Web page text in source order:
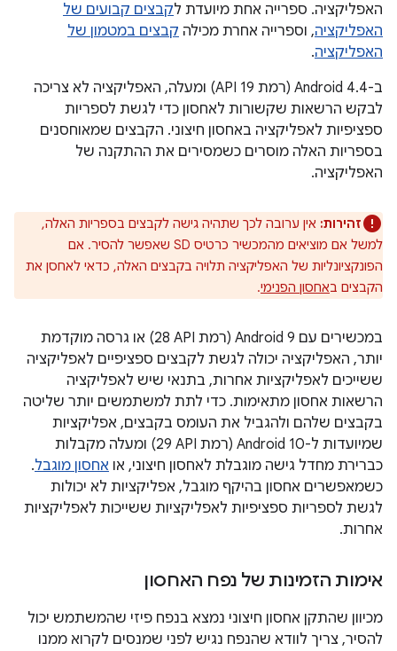
האפליקציה. ספרייה אחת מיועדת לקבצים קבועים של
האפליקציה, וספרייה אחרת מכילה קבצים במטמון של
האפליקציה.
ב-Android 4.4 (רמת API 19) ומעלה, האפליקציה לא צריכה
לבקש הרשאות שקשורות לאחסון כדי לגשת לספריות
ספציפיות לאפליקציה באחסון חיצוני. הקבצים שמאוחסנים
בספריות האלה מוסרים כשמסירים את ההתקנה של
האפליקציה.
זהירות: אין ערובה לכך שתהיה גישה לקבצים בספריות האלה,
למשל אם מוציאים מהמכשיר כרטיס SD שאפשר להסיר. אם
הפונקציונליות של האפליקציה תלויה בקבצים האלה, כדאי לאחסן את
הקבצים באחסון הפנימי.
במכשירים עם Android 9 (רמת API‏ 28) או גרסה מוקדמת
יותר, האפליקציה יכולה לגשת לקבצים ספציפיים לאפליקציה
ששייכים לאפליקציות אחרות, בתנאי שיש לאפליקציה
הרשאות אחסון מתאימות. כדי לתת למשתמשים יותר שליטה
בקבצים שלהם ולהגביל את העומס בקבצים, אפליקציות
שמיועדות ל-Android 10 (רמת API‏ 29) ומעלה מקבלות
כברירת מחדל גישה מוגבלת לאחסון חיצוני, או אחסון מוגבל.
כשמאפשרים אחסון בהיקף מוגבל, אפליקציות לא יכולות
לגשת לספריות ספציפיות לאפליקציות ששייכות לאפליקציות
אחרות.
אימות הזמינות של נפח האחסון
מכיוון שהתקן אחסון חיצוני נמצא בנפח פיזי שהמשתמש יכול
להסיר, צריך לוודא שהנפח נגיש לפני שמנסים לקרוא ממנו